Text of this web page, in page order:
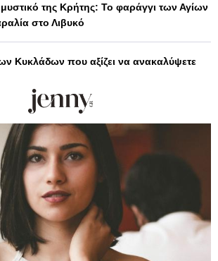
της Κρήτης: Το φαράγγι των Αγίων
στο Λιβυκό
Κυκλάδων που αξίζει να ανακαλύψετε